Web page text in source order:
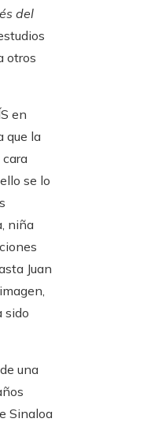
del
otros
en
que la
se lo
niña
Juan
sido
una
Sinaloa